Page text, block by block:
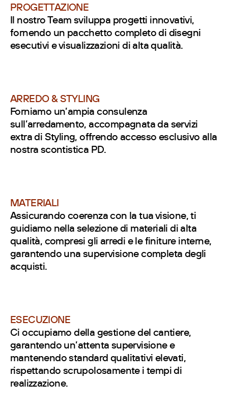
PROGETTAZIONE
Il nostro Team sviluppa progetti innovativi,
fornendo un pacchetto completo di disegni
esecutivi e visualizzazioni di alta qualità.
ARREDO & STYLING
Forniamo un’ampia consulenza
sull’arredamento, accompagnata da servizi
extra di Styling, offrendo accesso esclusivo alla
nostra scontistica PD.
MATERIALI
Assicurando coerenza con la tua visione, ti
guidiamo nella selezione di materiali di alta
qualità, compresi gli arredi e le finiture interne,
garantendo una supervisione completa degli
acquisti.
ESECUZIONE
Ci occupiamo della gestione del cantiere,
garantendo un’attenta supervisione e
mantenendo standard qualitativi elevati,
rispettando scrupolosamente i tempi di
realizzazione.